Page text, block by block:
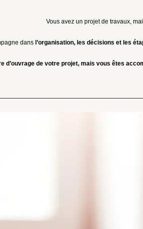
Vous avez un projet de travaux,
dans l’organisation, les décisions et les
d’ouvrage de votre projet, mais vous êtes